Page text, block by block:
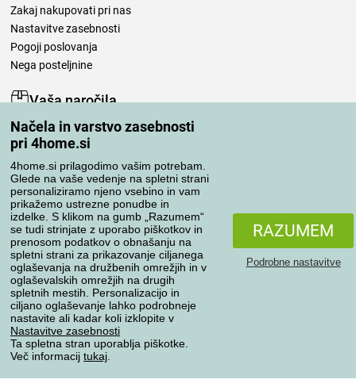
Načela in varstvo zasebnosti
pri 4home.si
4home.si prilagodimo vašim potrebam.
Glede na vaše vedenje na spletni strani
personaliziramo njeno vsebino in vam
prikažemo ustrezne ponudbe in
izdelke. S klikom na gumb „Razumem“
se tudi strinjate z uporabo piškotkov in
prenosom podatkov o obnašanju na
spletni strani za prikazovanje ciljanega
oglaševanja na družbenih omrežjih in v
oglaševalskih omrežjih na drugih
spletnih mestih. Personalizacijo in
ciljano oglaševanje lahko podrobneje
nastavite ali kadar koli izklopite v
Nastavitve zasebnosti
Ta spletna stran uporablja piškotke.
Več informacij tukaj
RAZUMEM
Podrobne nastavitve
Zakaj nakupovati pri nas
Nastavitve zasebnosti
Pogoji poslovanja
Nega posteljnine
Vaša naročila
Moj račun
Pregled naročil
Reklamacija
Odstop od kupoprodajne pogodbe
Pravila obdelave ocen
Načini prevoza
Načini plačila
Zanesljiva trgovina